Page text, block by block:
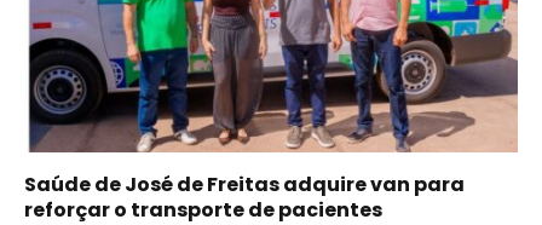
Saúde de José de Freitas adquire van para
reforçar o transporte de pacientes